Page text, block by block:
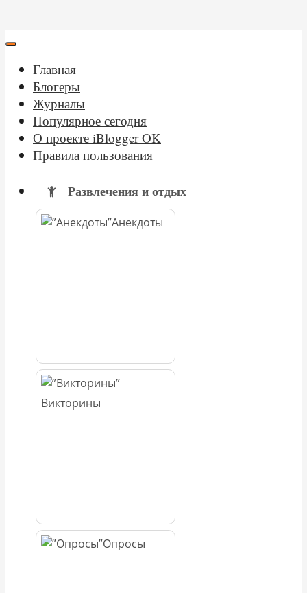
Главная
Блогеры
Журналы
Популярное сегодня
О проекте iBlogger OK
Правила пользования
Развлечения и отдых
Анекдоты
Викторины
Опросы